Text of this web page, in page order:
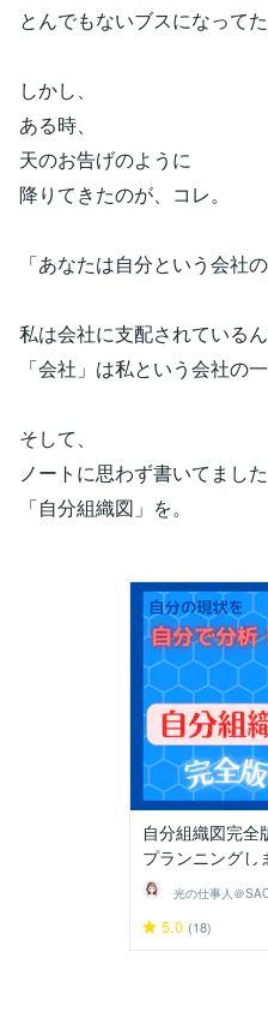
とんでもないブスになってた
しかし、
ある時、
天のお告げのように
降りてきたのが、コレ。
「あなたは自分という会社の
私は会社に支配されている
「会社」は私という会社の
そして、
ノートに思わず書いてました
「自分組織図」を。
自分組織図完全
プランニングし
光の仕事人＠
5.0 (18)